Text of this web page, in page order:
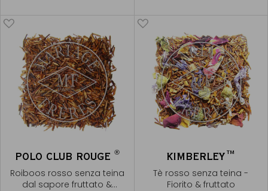
POLO CLUB ROUGE ®
Roiboos rosso senza teina
dal sapore fruttato &
KIMBERLEY™
Tè rosso senza teina -
Fiorito & fruttato